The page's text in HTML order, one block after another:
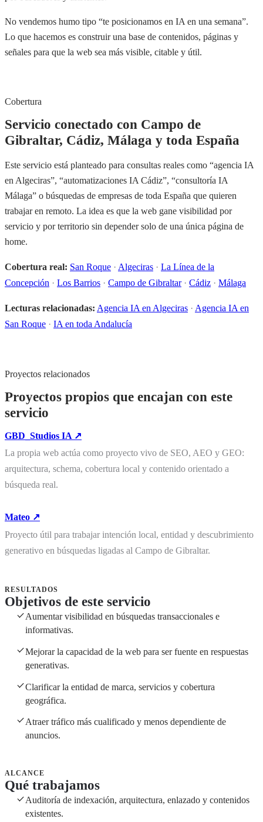
No vendemos humo tipo “te posicionamos en IA en una semana”.
Lo que hacemos es construir una base de contenidos, páginas y
señales para que la web sea más visible, citable y útil.
Cobertura
Servicio conectado con Campo de
Gibraltar, Cádiz, Málaga y toda España
Este servicio está planteado para consultas reales como “agencia IA
en Algeciras”, “automatizaciones IA Cádiz”, “consultoría IA
Málaga” o búsquedas de empresas de toda España que quieren
trabajar en remoto. La idea es que la web gane visibilidad por
servicio y por territorio sin depender solo de una única página de
home.
Cobertura real: San Roque · Algeciras · La Línea de la
Concepción · Los Barrios · Campo de Gibraltar· Cádiz · Málaga
Lecturas relacionadas: Agencia IA en Algeciras · Agencia IA en
San Roque · IA en toda Andalucía
Proyectos relacionados
Proyectos propios que encajan con este
servicio
GBD_Studios IA ↗
La propia web actúa como proyecto vivo de SEO, AEO y GEO:
arquitectura, schema, cobertura local y contenido orientado a
búsqueda real.
Mateo ↗
Proyecto útil para trabajar intención local, entidad y descubrimiento
generativo en búsquedas ligadas al Campo de Gibraltar.
RESULTADOS
Objetivos de este servicio
Aumentar visibilidad en búsquedas transaccionales e
informativas.
Mejorar la capacidad de la web para ser fuente en respuestas
generativas.
Clarificar la entidad de marca, servicios y cobertura
geográfica.
Atraer tráfico más cualificado y menos dependiente de
anuncios.
ALCANCE
Qué trabajamos
Auditoría de indexación, arquitectura, enlazado y contenidos
existentes.